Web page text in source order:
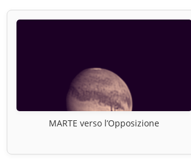
MARTE verso l’Opposizione